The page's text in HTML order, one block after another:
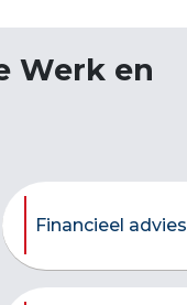
Werk en
Financieel advies